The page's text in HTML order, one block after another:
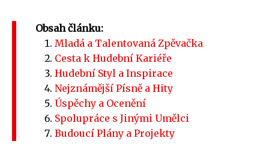
Obsah článku:
Mladá a Talentovaná Zpěvačka
Cesta k Hudební Kariéře
Hudební Styl a Inspirace
Nejznámější Písně a Hity
Úspěchy a Ocenění
Spolupráce s Jinými Umělci
Budoucí Plány a Projekty